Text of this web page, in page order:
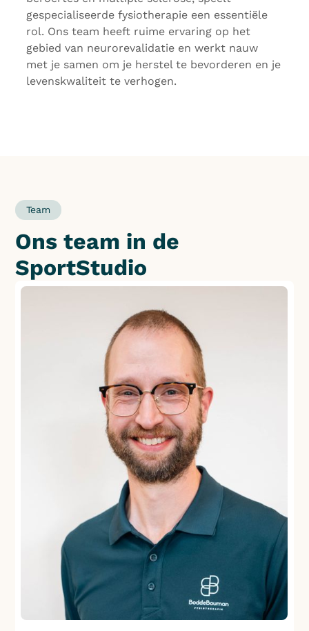
gespecialiseerde fysiotherapie een essentiële
rol. Ons team heeft ruime ervaring op het
gebied van neurorevalidatie en werkt nauw
met je samen om je herstel te bevorderen en je
levenskwaliteit te verhogen.
Team
Ons team in de
SportStudio